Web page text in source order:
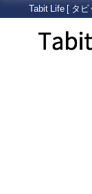
Tabit Life [ タ